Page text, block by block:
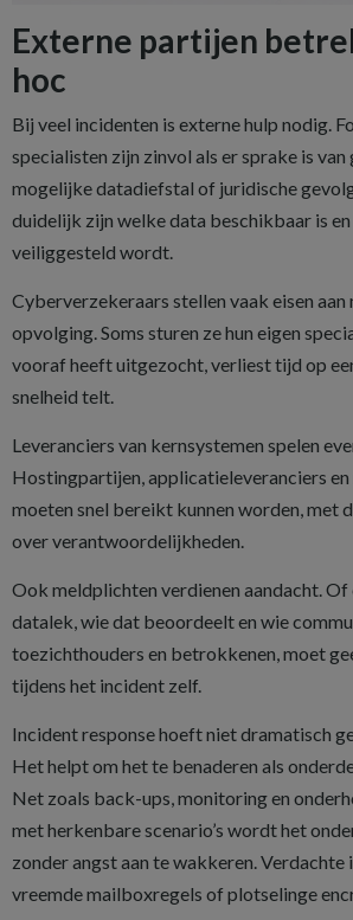
Externe partijen
hoc
Bij veel incidenten is externe hulp nodig.
specialisten zijn zinvol als er sprake is
mogelijke datadiefstal of juridische
duidelijk zijn welke data beschikbaar is
veiliggesteld wordt.
Cyberverzekeraars stellen vaak eisen aan
opvolging. Soms sturen ze hun eigen
vooraf heeft uitgezocht, verliest tijd op
snelheid telt.
Leveranciers van kernsystemen spelen
Hostingpartijen, applicatieleveranciers
moeten snel bereikt kunnen worden, met
over verantwoordelijkheden.
Ook meldplichten verdienen aandacht. Of
datalek, wie dat beoordeelt en wie
toezichthouders en betrokkenen, moet
tijdens het incident zelf.
Incident response hoeft niet dramatisch
Het helpt om het te benaderen als
Net zoals back-ups, monitoring en
met herkenbare scenario’s wordt het
zonder angst aan te wakkeren. Verdachte
vreemde mailboxregels of plotselinge